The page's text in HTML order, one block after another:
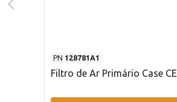
PN 128781A1
Filtro de Ar Primário Case CE